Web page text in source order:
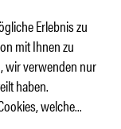
Erlebnis zu
mit Ihnen zu
wir verwenden nur
haben.
welche...